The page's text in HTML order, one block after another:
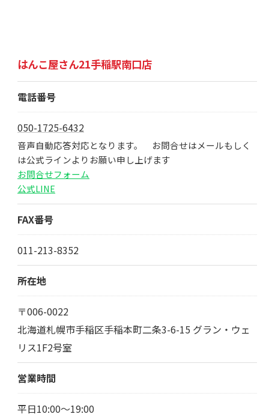
はんこ屋さん21手稲駅南口店
電話番号
050-1725-6432
音声自動応答対応となります。 お問合せはメールもしく
は公式ラインよりお願い申し上げます
お問合せフォーム
公式LINE
FAX番号
011-213-8352
所在地
〒006-0022
北海道札幌市手稲区手稲本町二条3-6-15 グラン・ウェ
リス1F2号室
営業時間
平日10:00～19:00